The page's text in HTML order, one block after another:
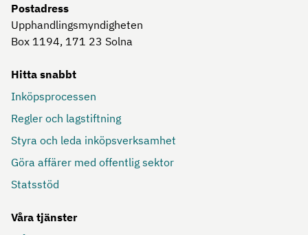
Postadress
Upphandlingsmyndigheten
Box 1194, 171 23 Solna
Hitta snabbt
Inköpsprocessen
Regler och lagstiftning
Styra och leda inköpsverksamhet
Göra affärer med offentlig sektor
Statsstöd
Våra tjänster